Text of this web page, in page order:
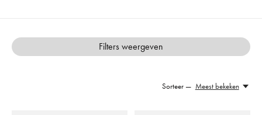
Filters weergeven
Sorteer — Meest bekeken